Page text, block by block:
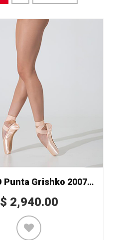
GRISHKO Punta Grishko 2007 PRO
$ 2,940.00